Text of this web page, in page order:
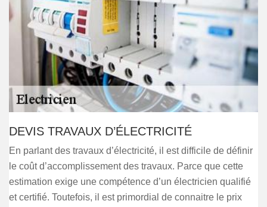
DEVIS TRAVAUX D’ÉLECTRICITÉ
En parlant des travaux d’électricité, il est difficile de définir
le coût d’accomplissement des travaux. Parce que cette
estimation exige une compétence d’un électricien qualifié
et certifié. Toutefois, il est primordial de connaitre le prix